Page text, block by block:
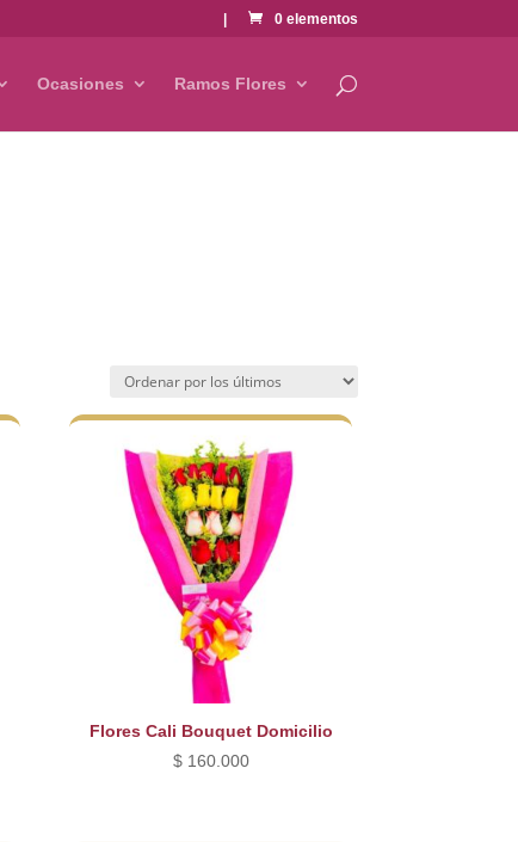
0 elementos
Ocasiones Ramos Flores
Flores Cali Bouquet Domicilio
$160.000